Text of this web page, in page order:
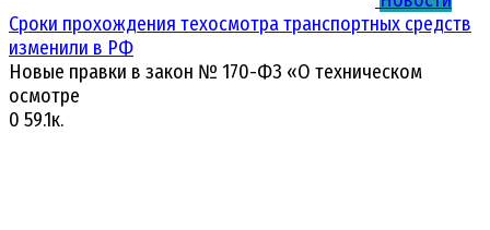
Сроки прохождения техосмотра транспортных средств
изменили в РФ
Новые правки в закон № 170-ФЗ «О техническом
осмотре
0 59.1к.